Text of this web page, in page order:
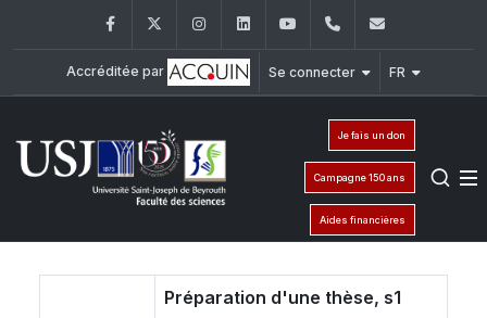
FacebookTwitter InstagramLinkedInYouTube+961 (1) 421 368
Accréditée par Se connecter FR
Je fais un don
Campagne 150 ans
Aides financières
Préparation d'une thèse, s1